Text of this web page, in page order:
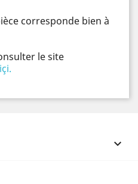
corresponde bien à
le site
